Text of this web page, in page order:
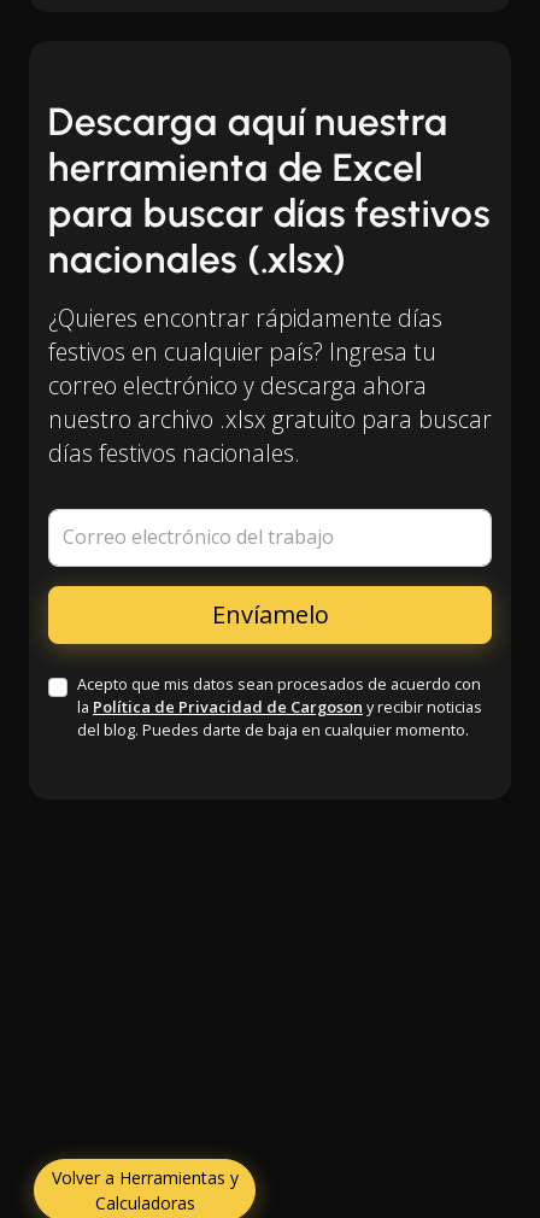
Descarga aquí nuestra
herramienta de Excel
para buscar días festivos
nacionales (.xlsx)
¿Quieres encontrar rápidamente días
festivos en cualquier país? Ingresa tu
correo electrónico y descarga ahora
nuestro archivo .xlsx gratuito para buscar
días festivos nacionales.
Correo electrónico del trabajo
Acepto que mis datos sean procesados de acuerdo con
la Política de Privacidad de Cargoson y recibir noticias
del blog. Puedes darte de baja en cualquier momento.
Volver a Herramientas y
Calculadoras